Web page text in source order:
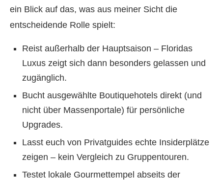
ein Blick auf das, was aus meiner Sicht die
entscheidende Rolle spielt:
Reist außerhalb der Hauptsaison – Floridas
Luxus zeigt sich dann besonders gelassen und
zugänglich.
Bucht ausgewählte Boutiquehotels direkt (und
nicht über Massenportale) für persönliche
Upgrades.
Lasst euch von Privatguides echte Insiderplätze
zeigen – kein Vergleich zu Gruppentouren.
Testet lokale Gourmettempel abseits der